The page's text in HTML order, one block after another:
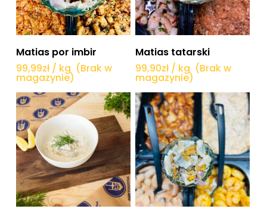
Dowiedz się więcej
Matias por imbir
99,99zł / kg (Brak w
magazynie)
Dowiedz się więcej
Matias tatarski
99,90zł / kg (Brak w
magazynie)